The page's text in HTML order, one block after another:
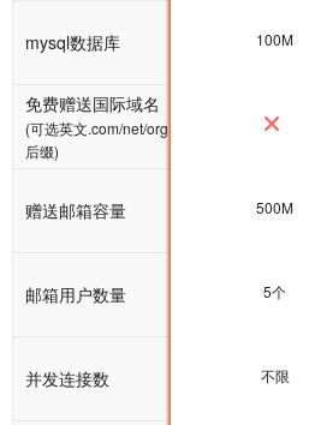
mysql数据库 100M
免费赠送国际域名
(可选英文.com/net/org
后缀)
赠送邮箱容量 5G
邮箱用户数量 5个
并发连接数 不限
100M
500M
5个
不限